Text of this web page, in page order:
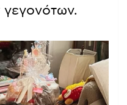
γεγονότων.